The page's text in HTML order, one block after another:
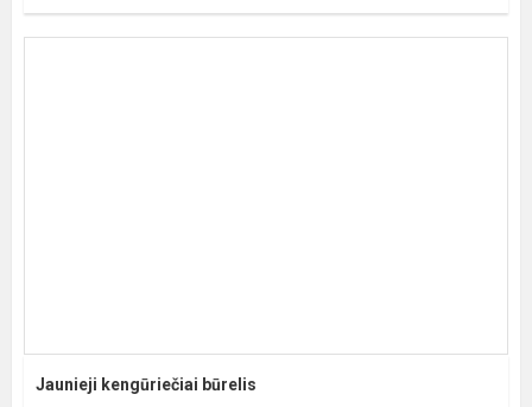
Jaunieji kengūriečiai būrelis